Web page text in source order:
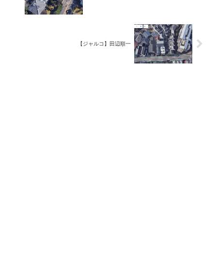
【ジャルコ】田辺順一